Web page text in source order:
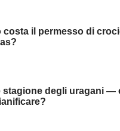
costa il permesso di
stagione degli uragani —